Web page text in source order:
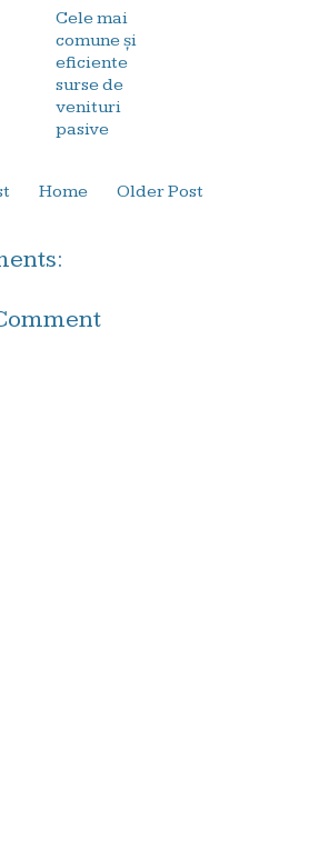
Cele mai
comune și
eficiente
surse de
venituri
pasive
Older Post
Home